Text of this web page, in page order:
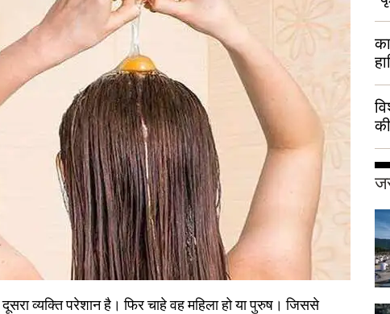
व्यक्ति परेशान है। फिर चाहे वह महिला हो या पुरुष। जिससे
हुई